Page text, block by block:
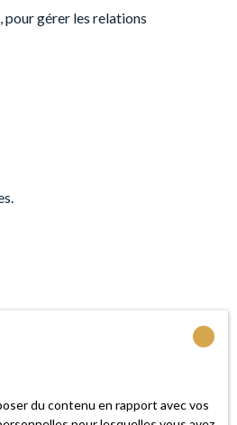
pour gérer les relations
du contenu en rapport avec vos